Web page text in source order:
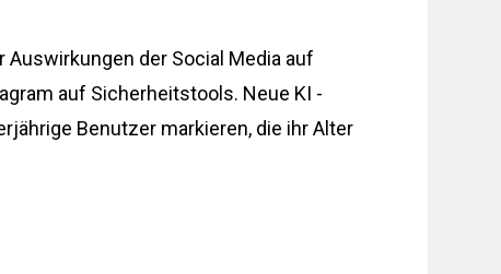
Auswirkungen der Social Media auf
auf Sicherheitstools. Neue KI -
Benutzer markieren, die ihr Alter